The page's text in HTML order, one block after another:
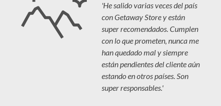
'He salido varias veces del país
con Getaway Store y están
super recomendados. Cumplen
con lo que prometen, nunca me
han quedado mal y siempre
están pendientes del cliente aún
estando en otros países. Son
super responsables.'